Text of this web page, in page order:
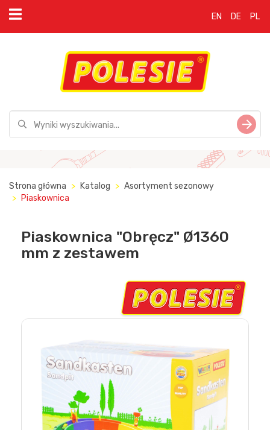
EN DE PL
Strona główna Katalog
Asortyment sezonowy
Piaskownica
Piaskownica "Obręcz" Ø1360
mm z zestawem